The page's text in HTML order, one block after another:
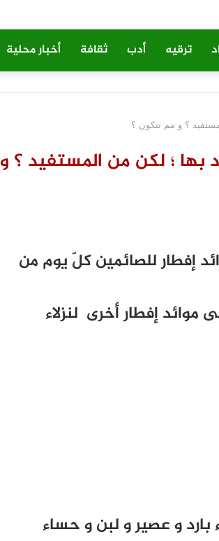
ترقيه أدب ثقافة أخبار محلية
؟ و مم تتكون ؟
بها ؛ لكن من المستفيد ؟ و
إفطار للصائمين كلّ يوم من
إفطار أخرى لنزلاء
بارد و عصير و لبن و حساء